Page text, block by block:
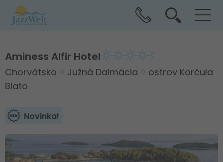
Aminess Alfir Hotel
Chorvátsko Južná Dalmácia
ostrov Korčula
Blato
Novinka!